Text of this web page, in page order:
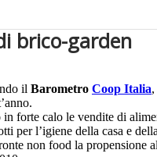
brico-garden
il Barometro Coop Italia
in forte calo le vendite di
per l’igiene della casa e
non food la propensione